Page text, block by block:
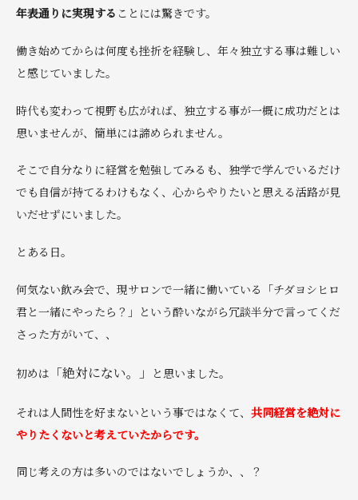
年表通りに実現する ことには驚きです。
働き始めてからは何度も挫折を経験し、年々独立する事は難しい
と感じていました。
時代も変わって視野も広がれば、独立する事が一概に成功だとは
思いませんが、簡単には諦められません。
そこで自分なりに経営を勉強してみるも、独学で学んでいるだけ
でも自信が持てるわけもなく、心からやりたいと思える活路が見
いだせずにいました。
とある日。
何気ない飲み会で、現サロンで一緒に働いている「チダヨシヒロ
君と一緒にやったら？」という酔いながら冗談半分で言ってくだ
さった方がいて、、
初めは 「絶対にない。」 と思いました。
それは人間性を好まないという事ではなくて、 共同経営を絶対に
やりたくないと考えていたからです。
同じ考えの方は多いのではないでしょうか、、？